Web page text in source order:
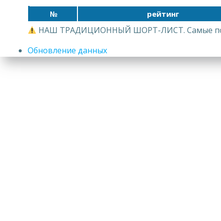
№ рейтинг
НАШ ТРАДИЦИОННЫЙ ШОРТ-ЛИСТ. Самые
Обновление данных